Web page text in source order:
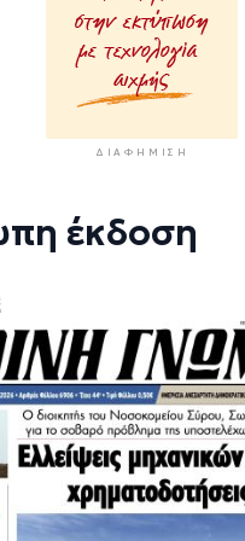
ΔΙΑΦΉΜΙΣΗ
έκδοση